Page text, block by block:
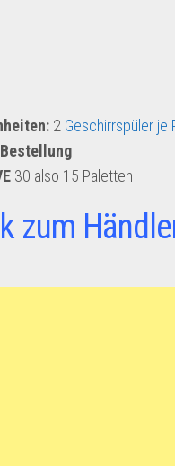
2 Geschirrspüler je
30 also 15 Paletten
zum